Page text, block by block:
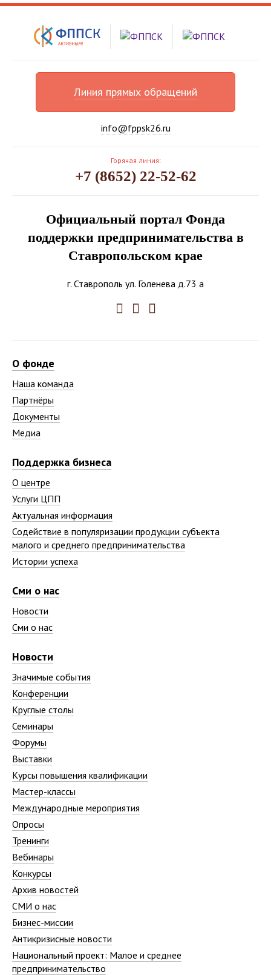
Линия прямых обращений
info@fppsk26.ru
Горячая линия:
+7 (8652) 22-52-62
Официальный портал Фонда
поддержки предпринимательства в
Ставропольском крае
г. Ставрополь ул. Голенева д.73 а
О фонде
Наша команда
Партнёры
Документы
Медиа
Поддержка бизнеса
О центре
Услуги ЦПП
Актуальная информация
Содействие в популяризации продукции субъекта
малого и среднего предпринимательства
Истории успеха
Сми о нас
Новости
Сми о нас
Новости
Значимые события
Конференции
Круглые столы
Семинары
Форумы
Выставки
Курсы повышения квалификации
Мастер-классы
Международные мероприятия
Опросы
Тренинги
Вебинары
Конкурсы
Архив новостей
СМИ о нас
Бизнес-миссии
Антикризисные новости
Национальный проект: Малое и среднее
предпринимательство